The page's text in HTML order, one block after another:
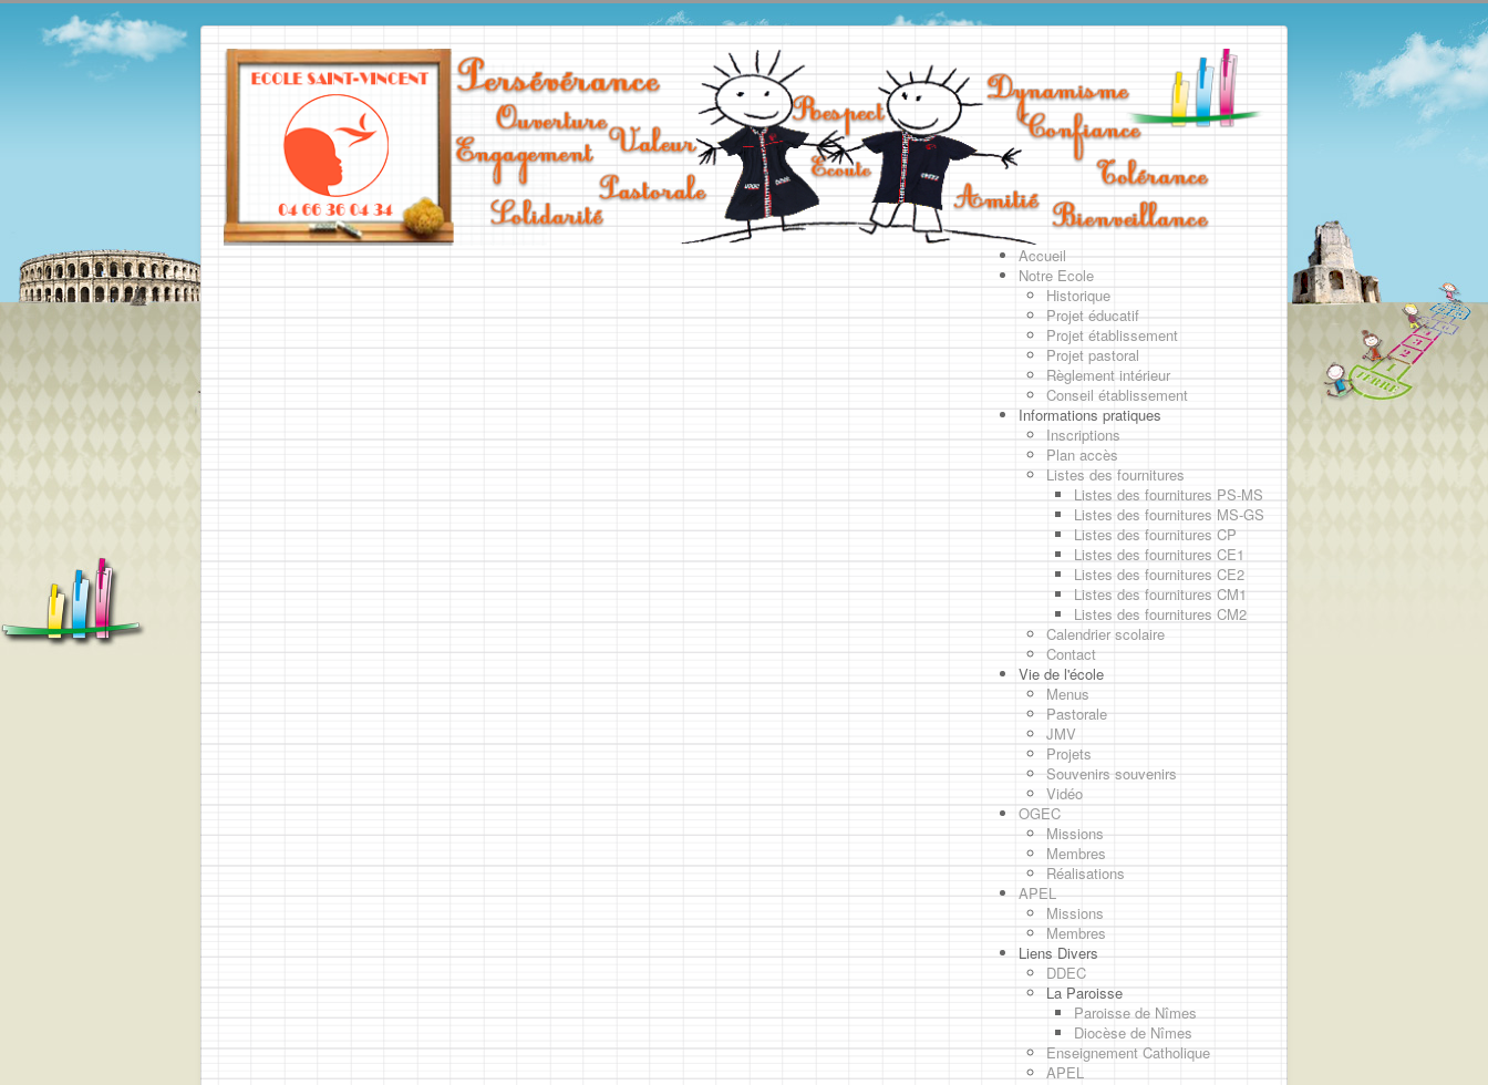
Accueil
Notre Ecole
Historique
Projet éducatif
Projet établissement
Projet pastoral
Règlement intérieur
Conseil établissement
Informations pratiques
Inscriptions
Plan accès
Listes des fournitures
Listes des fournitures PS-MS
Listes des fournitures MS-GS
Listes des fournitures CP
Listes des fournitures CE1
Listes des fournitures CE2
Listes des fournitures CM1
Listes des fournitures CM2
Calendrier scolaire
Contact
Vie de l'école
Menus
Pastorale
JMV
Projets
Souvenirs souvenirs
Vidéo
OGEC
Missions
Membres
Réalisations
APEL
Missions
Membres
Liens Divers
DDEC
La Paroisse
Paroisse de Nîmes
Diocèse de Nîmes
Enseignement Catholique
APEL